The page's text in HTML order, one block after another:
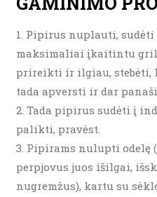
Pipirus nuplauti,
maksimaliai įkaitintu
prireikti ir ilgiau, stebėti,
tada apversti ir dar
Tada pipirus sudėti į
palikti, pravėst.
Pipirams nulupti odelę
perpjovus juos išilgai,
nugremžus), kartu su